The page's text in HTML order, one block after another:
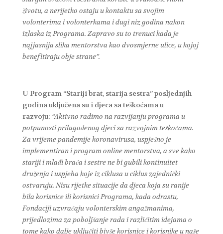
životu, a nerijetko ostaju u kontaktu sa svojim
volonterima i volonterkama i dugi niz godina nakon
izlaska iz Programa. Zapravo su to trenuci kada je
najjasnija slika mentorstva kao dvosmjerne ulice, u kojoj
benefitiraju obje strane”.
U Program “Stariji brat, starija sestra” posljednjih
godina uključena su i djeca sa teškoćama u
razvoju: “Aktivno radimo na razvijanju programa u
potpunosti prilagođenog djeci sa razvojnim teškoćama.
Za vrijeme pandemije koronavirusa, uspješno je
implementiran i program online mentorstva, a sve kako
stariji i mlađi braća i sestre ne bi gubili kontinuitet
druženja i uspjeha koje iz ciklusa u ciklus zajednički
ostvaruju. Nisu rijetke situacije da djeca koja su ranije
bila korisnice ili korisnici Programa, kada odrastu,
Fondaciji uzvraćaju volonterskim angažmanima,
prijedlozima za poboljšanje rada i različitim idejama o
tome kako dalje uključiti bivše korisnice i korisnike u naše